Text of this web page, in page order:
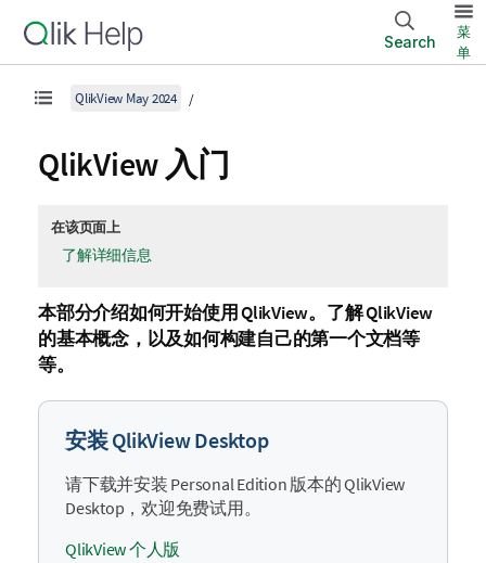
Search
菜
单
QlikView May 2024
QlikView 入门
在该页面上
了解详细信息
本部分介绍如何开始使用 QlikView。了解QlikView
的基本概念，以及如何构建自己的第一个文档等
等。
安装 QlikView Desktop
请下载并安装 Personal Edition 版本的QlikView
Desktop ，欢迎免费试用。
QlikView 个人版